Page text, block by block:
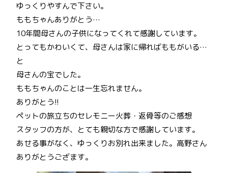
ゆっくりやすんで下さい。
ももちゃんありがとう…
10年間母さんの子供になってくれて感謝しています。
とってもかわいくて、母さんは家に帰ればももがいる…
と
母さんの宝でした。
ももちゃんのことは一生忘れません。
ありがとう!!
ペットの旅立ちのセレモニー火葬・返骨等のご感想
スタッフの方が、とても親切な方で感謝しています。
あせる事がなく、ゆっくりお別れ出来ました。高野さん
ありがとうござます。